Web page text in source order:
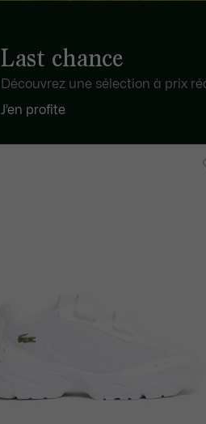
Last chance
Découvrez une sélection à prix
J’en profite